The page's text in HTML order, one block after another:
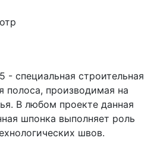
специальная строительная
полоса, производимая на
В любом проекте данная
шпонка выполняет роль
швов.